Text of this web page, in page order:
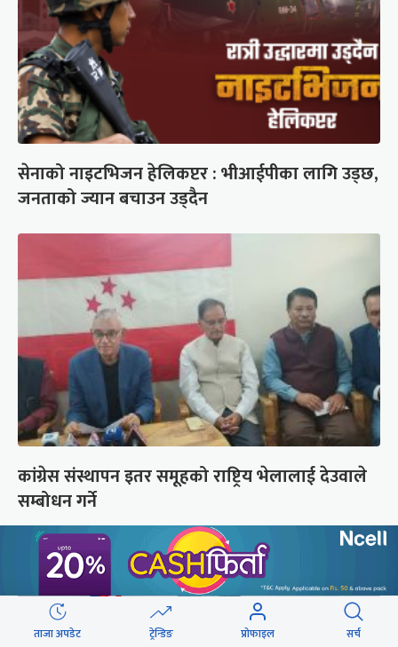
सेनाको नाइटभिजन हेलिकप्टर : भीआईपीका लागि उड्छ,
जनताको ज्यान बचाउन उड्दैन
कांग्रेस संस्थापन इतर समूहको राष्ट्रिय भेलालाई देउवाले
सम्बोधन गर्ने
ताजा अपडेट ट्रेन्डिङ प्रोफाइल सर्च